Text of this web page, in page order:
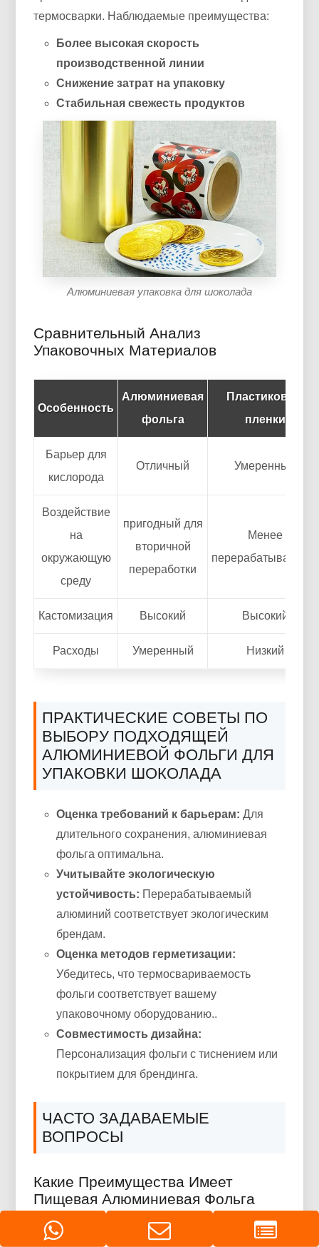
термосварки. Наблюдаемые преимущества:
Более высокая скорость
производственной линии
Снижение затрат на упаковку
Стабильная свежесть продуктов
Алюминиевая упаковка для шоколада
Сравнительный Анализ
Упаковочных Материалов
Особенность
Алюминиевая
фольга
Пластиковые
пленки
Барьер для
кислорода
Отличный Умеренный
Воздействие
на
окружающую
среду
пригодный для
вторичной
переработки
Менее
перерабатываемый
Кастомизация Высокий Высокий
Расходы Умеренный Низкий
ПРАКТИЧЕСКИЕ СОВЕТЫ ПО
ВЫБОРУ ПОДХОДЯЩЕЙ
АЛЮМИНИЕВОЙ ФОЛЬГИ ДЛЯ
УПАКОВКИ ШОКОЛАДА
Оценка требований к барьерам: Для
длительного сохранения, алюминиевая
фольга оптимальна.
Учитывайте экологическую
устойчивость: Перерабатываемый
алюминий соответствует экологическим
брендам.
Оценка методов герметизации:
Убедитесь, что термосвариваемость
фольги соответствует вашему
упаковочному оборудованию..
Совместимость дизайна:
Персонализация фольги с тиснением или
покрытием для брендинга.
ЧАСТО ЗАДАВАЕМЫЕ
ВОПРОСЫ
Какие Преимущества Имеет
Пищевая Алюминиевая Фольга
Перед Другими Упаковочными
Материалами Для Шоколада??